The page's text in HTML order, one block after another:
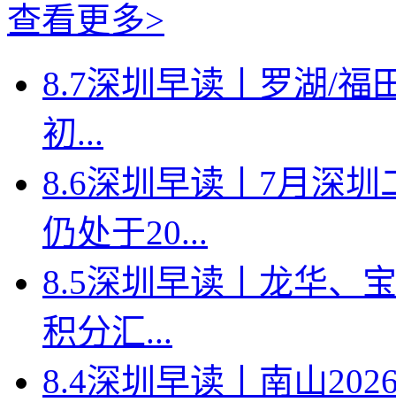
查看更多>
8.7深圳早读丨罗湖/福
初...
8.6深圳早读丨7月深
仍处于20...
8.5深圳早读丨龙华、
积分汇...
8.4深圳早读丨南山